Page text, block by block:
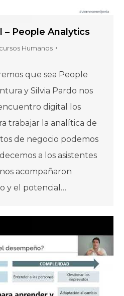
People Analytics
Humanos
que sea People
y Silvia Pardo nos
digital los
trabajar la analítica de
de negocio podemos
a los asistentes
acompañaron
y el potencial…